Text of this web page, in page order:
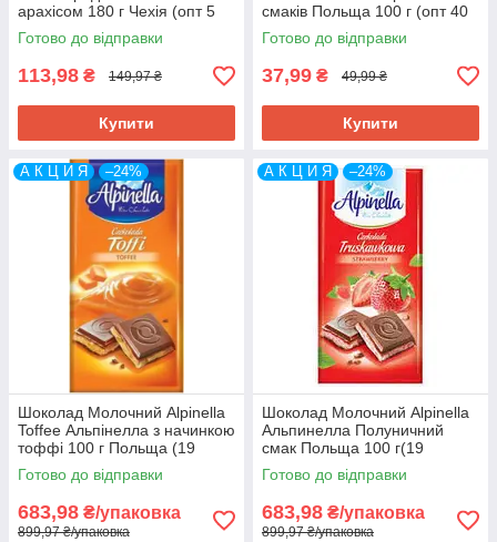
арахісом 180 г Чехія (опт 5
шт)
Готово до відправки
113,98 ₴ 149,97 ₴
Купити
смаків Польща 100 г (опт 40
шт)
Готово до відправки
37,99 ₴ 49,99 ₴
Купити
А К Ц И Я –24%
Шоколад Молочний Alpinella
Toffee Альпінелла з начинкою
тоффі 100 г Польща (19
шт./1уп)
Готово до відправки
683,98 ₴/упаковка
899,97 ₴/упаковка
А К Ц И Я –24%
Шоколад Молочний Alpinella
Альпинелла Полуничний
смак Польща 100 г(19
шт/1уп)
Готово до відправки
683,98 ₴/упаковка
899,97 ₴/упаковка